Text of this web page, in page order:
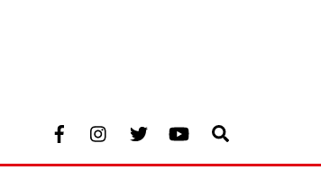
Facebook Youtube